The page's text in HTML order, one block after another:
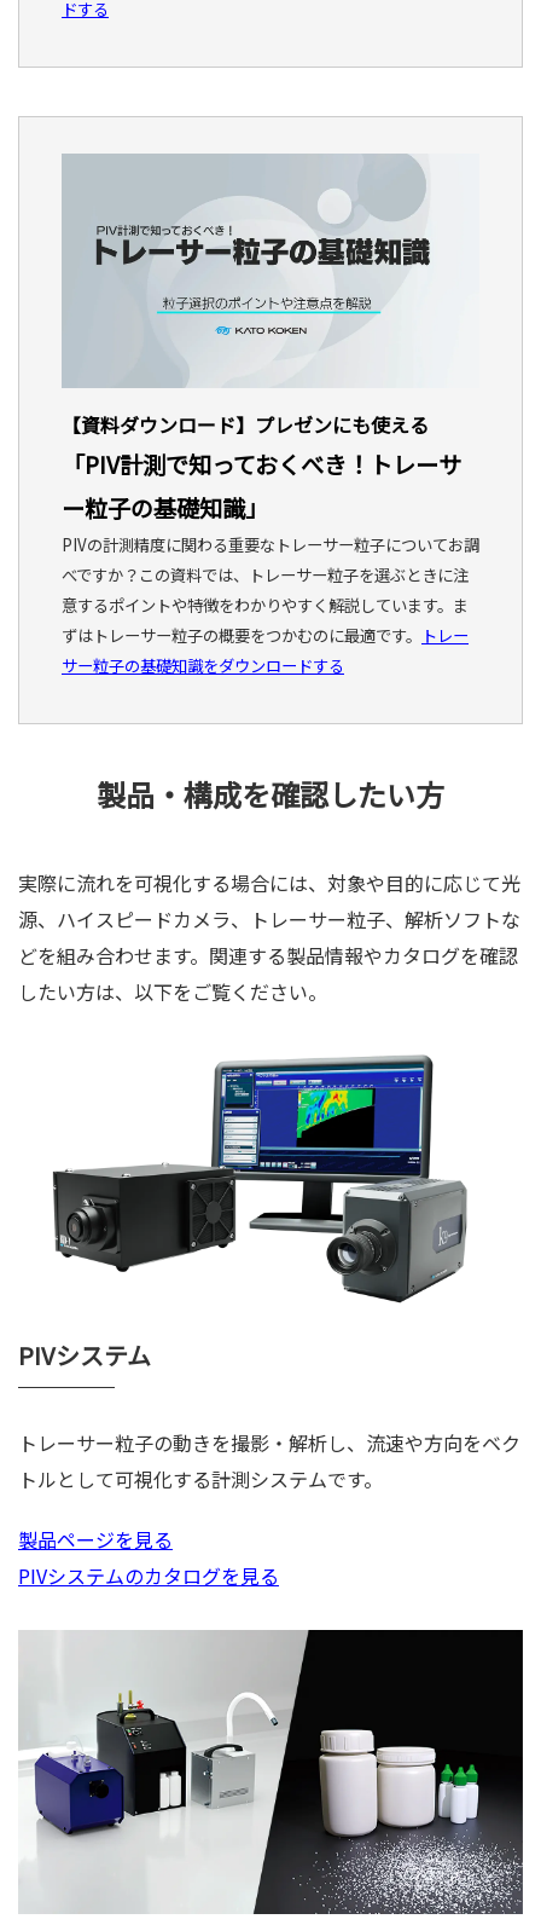
ドする
【資料ダウンロード】プレゼンにも使える
「PIV計測で知っておくべき！トレーサ
ー粒子の基礎知識」
PIVの計測精度に関わる重要なトレーサー粒子についてお調
べですか？この資料では、トレーサー粒子を選ぶときに注
意するポイントや特徴をわかりやすく解説しています。ま
ずはトレーサー粒子の概要をつかむのに最適です。
トレー
サー粒子の基礎知識をダウンロードする
製品・構成を確認したい方
実際に流れを可視化する場合には、対象や目的に応じて光
源、ハイスピードカメラ、トレーサー粒子、解析ソフトな
どを組み合わせます。関連する製品情報やカタログを確認
したい方は、以下をご覧ください。
PIVシステム
トレーサー粒子の動きを撮影・解析し、流速や方向をベク
トルとして可視化する計測システムです。
製品ページを見る
PIVシステムのカタログを見る